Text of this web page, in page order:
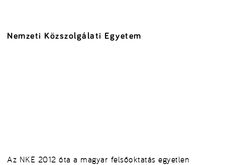
Nemzeti Közszolgálati Egyetem
Az NKE 2012 óta a magyar felsőoktatás egyetlen